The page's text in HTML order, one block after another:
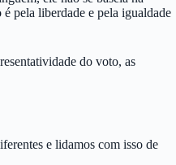
pela liberdade e pela igualdade
do voto, as
e lidamos com isso de